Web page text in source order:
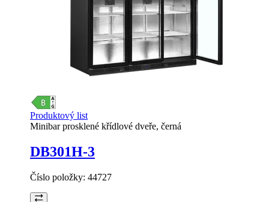
Produktový list
Minibar prosklené křídlové dveře, černá
DB301H-3
Číslo položky: 44727